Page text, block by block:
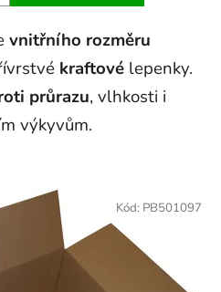
vnitřního rozměru
kraftové lepenky.
průrazu, vlhkosti i
výkyvům.
Kód: PB501097